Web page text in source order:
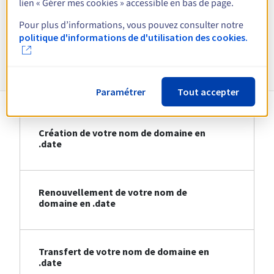
Voir toutes les extensions
Création de votre nom de domaine en
.date
Renouvellement de votre nom de
domaine en .date
Transfert de votre nom de domaine en
.date
lien « Gérer mes cookies » accessible en bas de page.
Pour plus d’informations, vous pouvez consulter notre
politique d'informations de d'utilisation des cookies.
Paramétrer Tout accepter